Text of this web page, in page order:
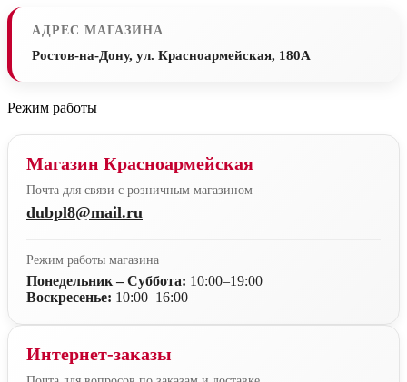
АДРЕС МАГАЗИНА
Ростов-на-Дону, ул. Красноармейская, 180А
Режим работы
Магазин Красноармейская
Почта для связи с розничным магазином
dubpl8@mail.ru
Режим работы магазина
Понедельник – Суббота: 10:00–19:00
Воскресенье: 10:00–16:00
Интернет-заказы